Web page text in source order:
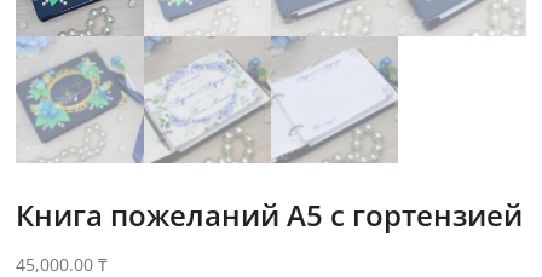
Книга пожеланий А5 с гортензией
45,000.00₸